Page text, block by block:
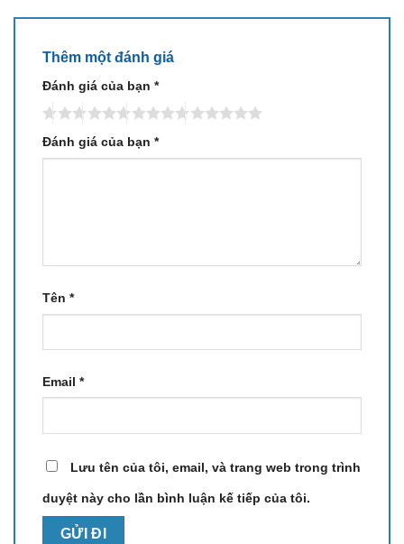
xà phòng nhanh chóng. Nhờ tỷ lệ làm sạch cực cao,
lại cảm giác tươi mới sau mỗi lần giặt.
Khỏe
Xiaomi MJ107 nổi bật với thiết kế hai lồng giặt độc lập.
Zhongwei’an, diệt khuẩn đến 99,99%. Máy còn hỗ trợ
vết bẩn khó giặt như máu hay mồ hôi, bảo vệ sức khỏe
Thêm một đánh giá
Đánh giá của bạn *
Đánh giá của bạn *
Tên *
Email *
Lưu tên của tôi, email, và trang web trong trình
duyệt này cho lần bình luận kế tiếp của tôi.